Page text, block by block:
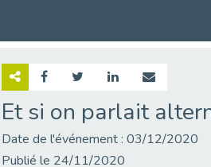
Et si on parlait
Date de l'événement : 03/12/2020
Publié le 24/11/2020